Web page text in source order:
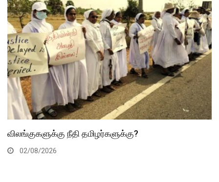
விலங்குகளுக்கு நீதி தமிழர்களுக்கு?
02/08/2026